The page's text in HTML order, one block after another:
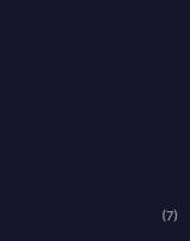
(7)